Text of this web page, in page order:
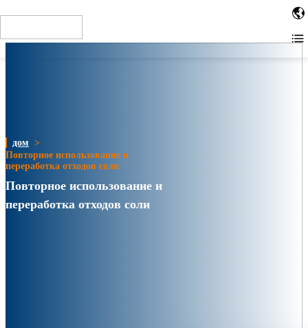
When installing the tag in the site HTML code, place the code
within the or tags. Other installation methods
дом >
Повторное использование и
переработка отходов соли
Повторное использование и
переработка отходов соли